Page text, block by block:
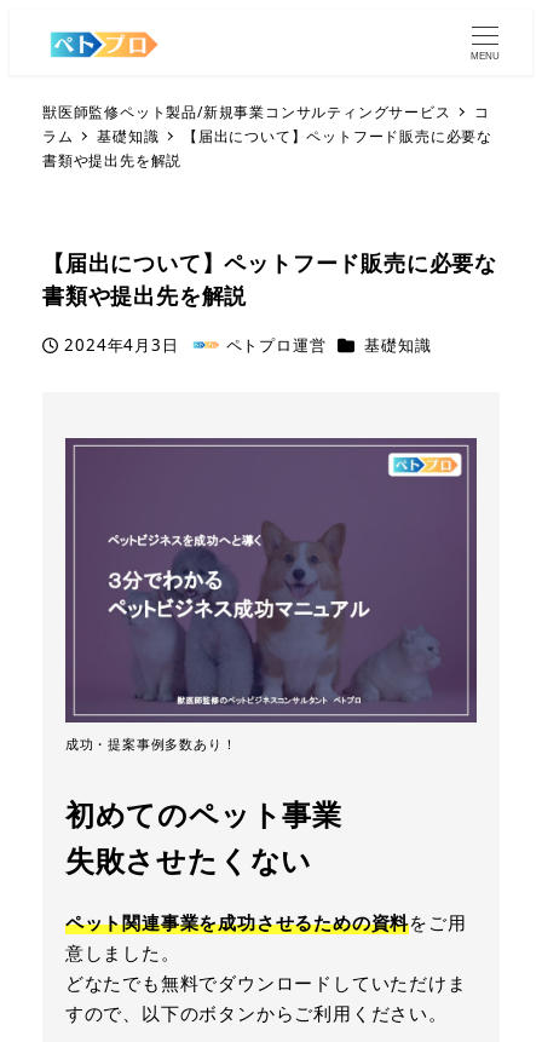
MENU
獣医師監修ペット製品/新規事業コンサルティングサービス
コ
ラム
基礎知識
【届出について】ペットフード販売に必要な
書類や提出先を解説
【届出について】ペットフード販売に必要な
書類や提出先を解説
投稿日
2024年4月3日 ペトプロ運営 カテゴリー
基礎知識
初めてのペット事業
失敗させたくない
ペット関連事業を成功させるための資料をご用
意しました。
どなたでも無料でダウンロードしていただけま
すので、以下のボタンからご利用ください。
成功・提案事例多数あり！